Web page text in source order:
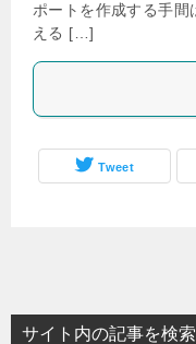
ポートを作成する手
える […]
Tweet
サイト内の記事を検索